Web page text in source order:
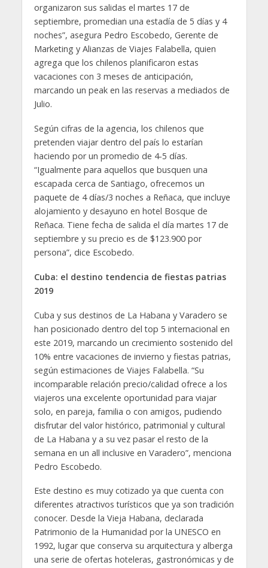
organizaron sus salidas el martes 17 de
septiembre, promedian una estadía de 5 días y 4
noches”, asegura Pedro Escobedo, Gerente de
Marketing y Alianzas de Viajes Falabella, quien
agrega que los chilenos planificaron estas
vacaciones con 3 meses de anticipación,
marcando un peak en las reservas a mediados de
Julio.
Según cifras de la agencia, los chilenos que
pretenden viajar dentro del país lo estarían
haciendo por un promedio de 4-5 días.
“Igualmente para aquellos que busquen una
escapada cerca de Santiago, ofrecemos un
paquete de 4 días/3 noches a Reñaca, que incluye
alojamiento y desayuno en hotel Bosque de
Reñaca. Tiene fecha de salida el día martes 17 de
septiembre y su precio es de $123.900 por
persona”, dice Escobedo.
Cuba: el destino tendencia de fiestas patrias
2019
Cuba y sus destinos de La Habana y Varadero se
han posicionado dentro del top 5 internacional en
este 2019, marcando un crecimiento sostenido del
10% entre vacaciones de invierno y fiestas patrias,
según estimaciones de Viajes Falabella. “Su
incomparable relación precio/calidad ofrece a los
viajeros una excelente oportunidad para viajar
solo, en pareja, familia o con amigos, pudiendo
disfrutar del valor histórico, patrimonial y cultural
de La Habana y a su vez pasar el resto de la
semana en un all inclusive en Varadero”, menciona
Pedro Escobedo.
Este destino es muy cotizado ya que cuenta con
diferentes atractivos turísticos que ya son tradición
conocer. Desde la Vieja Habana, declarada
Patrimonio de la Humanidad por la UNESCO en
1992, lugar que conserva su arquitectura y alberga
una serie de ofertas hoteleras, gastronómicas y de